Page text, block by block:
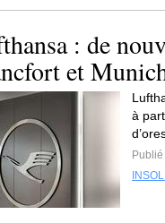
: de
et
à